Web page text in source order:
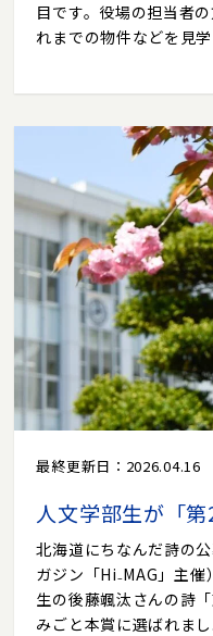
目です。役場の担当者
れまでの物件などを見
最終更新日：2026.04.16
人文学部生が「
北海道にちなんだ詩の
ガジン「Hi₋MAG」主
生の後藤颯汰さんの詩
みごと本賞に選ばれま